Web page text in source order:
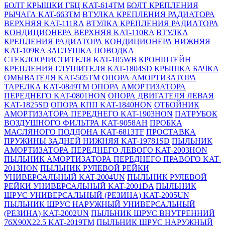
БОЛТ КРЫШКИ ГБЦ KAT-614TM БОЛТ КРЕПЛЕНИЯ
РЫЧАГА KAT-663TM ВТУЛКА КРЕПЛЕНИЯ РАДИАТОРА
ВЕРХНЯЯ KAT-111RA ВТУЛКА КРЕПЛЕНИЯ РАДИАТОРА
КОНДИЦИОНЕРА ВЕРХНЯЯ KAT-110RA ВТУЛКА
КРЕПЛЕНИЯ РАДИАТОРА КОНДИЦИОНЕРА НИЖНЯЯ
KAT-109RA ЗАГЛУШКА ПОВОДКА
СТЕКЛООЧИСТИТЕЛЯ KAT-105WB КРОНШТЕЙН
КРЕПЛЕНИЯ ГЛУШИТЕЛЯ KAT-1804SD КРЫШКА БАЧКА
ОМЫВАТЕЛЯ KAT-505TM ОПОРА АМОРТИЗАТОРА
ТАРЕЛКА KAT-0849TM ОПОРА АМОРТИЗАТОРА
ПЕРЕДНЕГО KAT-0801HON ОПОРА ДВИГАТЕЛЯ ЛЕВАЯ
KAT-1825SD ОПОРА КПП KAT-1840HON ОТБОЙНИК
АМОРТИЗАТОРА ПЕРЕДНЕГО KAT-1903HON ПАТРУБОК
ВОЗДУШНОГО ФИЛЬТРА KAT-9058AH ПРОБКА
МАСЛЯНОГО ПОДДОНА KAT-6813TF ПРОСТАВКА
ПРУЖИНЫ ЗАДНЕЙ НИЖНЯЯ KAT-19781SD ПЫЛЬНИК
АМОРТИЗАТОРА ПЕРЕДНЕГО ЛЕВОГО KAT-2003HON
ПЫЛЬНИК АМОРТИЗАТОРА ПЕРЕДНЕГО ПРАВОГО KAT-
2013HON ПЫЛЬНИК РУЛЕВОЙ РЕЙКИ
УНИВЕРСАЛЬНЫЙ KAT-2004UN ПЫЛЬНИК РУЛЕВОЙ
РЕЙКИ УНИВЕРСАЛЬНЫЙ KAT-2001DA ПЫЛЬНИК
ШРУС УНИВЕРСАЛЬНЫЙ (РЕЗИНА) KAT-2005UN
ПЫЛЬНИК ШРУС НАРУЖНЫЙ УНИВЕРСАЛЬНЫЙ
(РЕЗИНА) KAT-2002UN ПЫЛЬНИК ШРУС ВНУТРЕННИЙ
76X90X22.5 KAT-2019TM ПЫЛЬНИК ШРУС НАРУЖНЫЙ